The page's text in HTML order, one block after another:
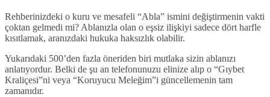
Rehberinizdeki o kuru ve mesafeli “Abla” ismini değiştirmenin vakti
çoktan gelmedi mi? Ablanızla olan o eşsiz ilişkiyi sadece dört harfle
kısıtlamak, aranızdaki hukuka haksızlık olabilir.
Yukarıdaki 500’den fazla öneriden biri mutlaka sizin ablanızı
anlatıyordur. Belki de şu an telefonunuzu elinize alıp o “Gıybet
Kraliçesi”ni veya “Koruyucu Meleğim”i güncellemenin tam
zamanıdır.